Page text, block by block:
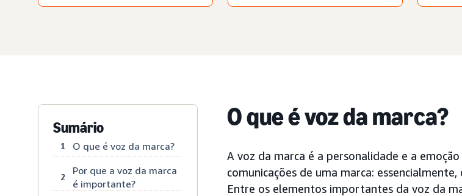
Sumário
1 O que é voz da marca?
2
Por que a voz da marca
é importante?
O que é voz da marca?
A voz da marca é a personalidade e a
comunicações de uma marca:
Entre os elementos importantes da voz da